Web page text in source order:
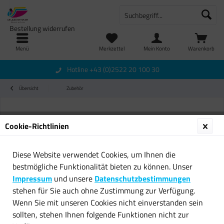
Menü Warenkorb
Merkzettel
Bestellung widerrufen
Mein Konto
Hotline +43 (0)2522 20 100 30
Übersicht Zubehör
Cookie-Richtlinien
Diese Website verwendet Cookies, um Ihnen die
bestmögliche Funktionalität bieten zu können. Unser
Impressum und unsere Datenschutzbestimmungen
stehen für Sie auch ohne Zustimmung zur Verfügung.
Wenn Sie mit unseren Cookies nicht einverstanden sein
sollten, stehen Ihnen folgende Funktionen nicht zur